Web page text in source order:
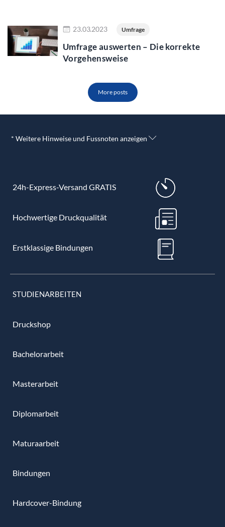
23.03.2023 Umfrage
Umfrage auswerten – Die korrekte
Vorgehensweise
More posts
* Weitere Hinweise und Fussnoten anzeigen
24h-Express-Versand GRATIS
Hochwertige Druckqualität
Erstklassige Bindungen
STUDIENARBEITEN
Druckshop
Bachelorarbeit
Masterarbeit
Diplomarbeit
Maturaarbeit
Bindungen
Hardcover-Bindung